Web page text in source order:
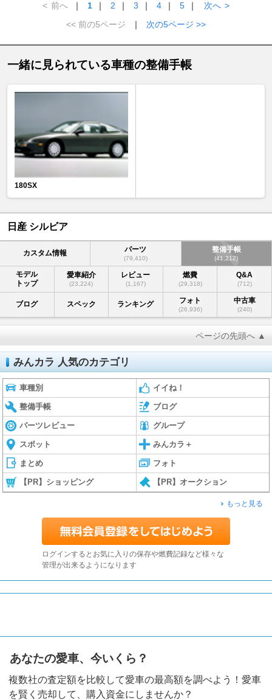
< 前へ ｜ 1 ｜ 2 ｜ 3 ｜ 4 ｜ 5 ｜ 次へ >
<< 前の5ページ
｜ 次の5ページ >>
一緒に見られている車種の整備手帳
180SX
日産 シルビア
カスタム情報 パーツ
(79,410)
整備手帳
(41,212)
モデル
トップ
愛車紹介
(23,224)
レビュー
(1,167)
燃費
(29,318)
Q&A
(712)
ブログ スペック ランキング フォト
(26,936)
中古車
(240)
ページの先頭へ ▲
みんカラ 人気のカテゴリ
車種別 イイね！
整備手帳 ブログ
パーツレビュー グループ
スポット みんカラ＋
まとめ フォト
【PR】ショッピング 【PR】オークション
もっと見る
ログインするとお気に入りの保存や燃費記録など様々な
管理が出来るようになります
あなたの愛車、今いくら？
複数社の査定額を比較して愛車の最高額を調べよう！愛車
を賢く売却して、購入資金にしませんか？